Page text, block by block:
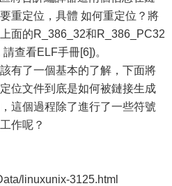
重定位，具體 如何重定位？將
面的R_386_32和R_386_PC32
查看ELF手冊[6])。
有了一個基本的了解，下面將
位文件到底是如何被鏈接生成
這個過程除了進行了一些符號
作呢？
linuxunix-3125.html